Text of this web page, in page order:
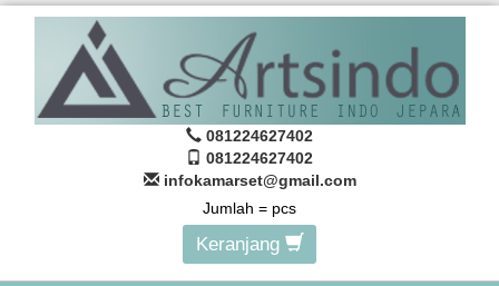
081224627402
081224627402
infokamarset@gmail.com
Jumlah = pcs
Keranjang